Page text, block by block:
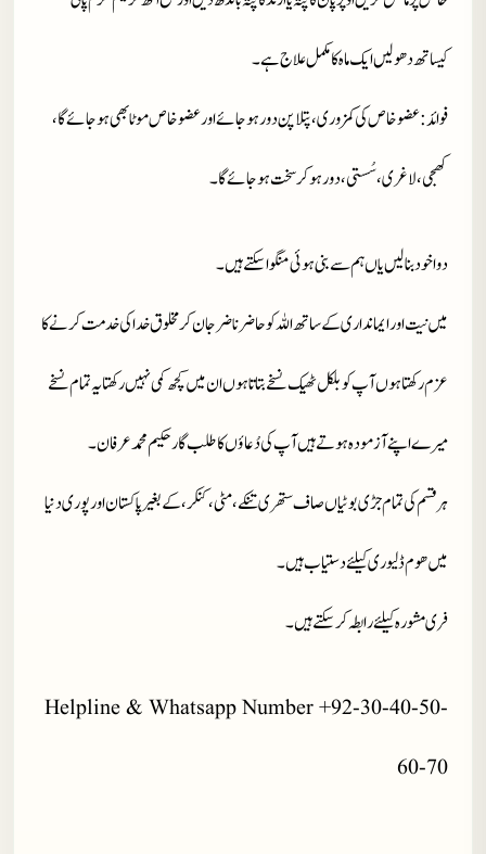
کیساتھ دھو لیں ایک ماہ کا مکمل علاج ہے۔
فوائد: عضو خاص کی کمزوری، پتلا پن دور ہو جائے اور عضو خاص موٹا بھی ہو جائے گا،
کھجی، لاغری، سُستی، دور ہوکر سخت ہوجائے گا۔
دوا خود بنا لیں یاں ہم سے بنی ہوئی منگوا سکتے ہیں۔
میں نیت اور ایمانداری کے ساتھ اللہ کو حاضر ناضر جان کر مخلوق خدا کی خدمت کرنے کا
عزم رکھتا ہوں آپ کو بلکل ٹھیک نسخے بتاتا ہوں ان میں کچھ کمی نہیں رکھتا یہ تمام نسخے
میرے اپنے آزمودہ ہوتے ہیں آپ کی دُعاؤں کا طلب گار حکیم محمد عرفان۔
ہر قسم کی تمام جڑی بوٹیاں صاف ستھری تنکے، مٹی، کنکر، کے بغیر پاکستان اور پوری دنیا
میں ھوم ڈلیوری کیلئے دستیاب ہیں۔
فری مشورہ کیلئے رابطہ کر سکتے ہیں۔
Helpline & Whatsapp Number +92-30-40-50-
60-70